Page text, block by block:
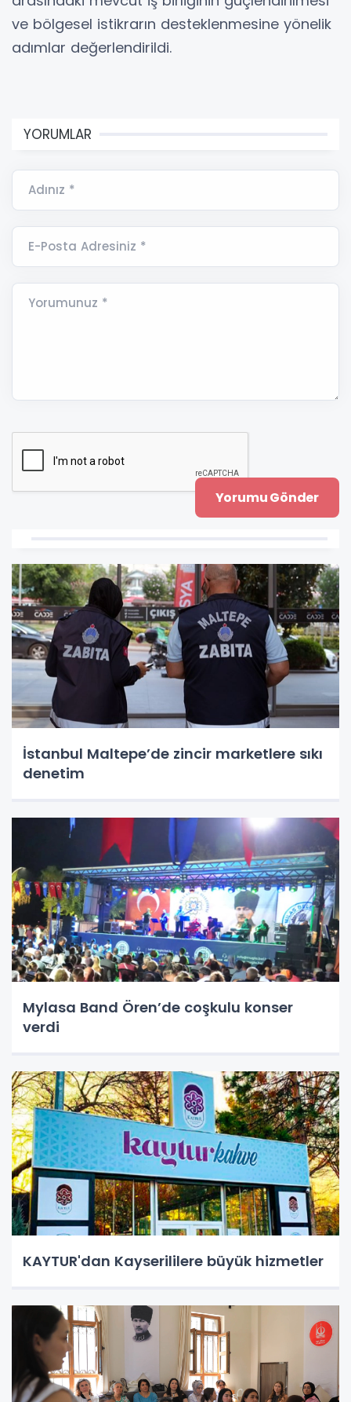
ve bölgesel istikrarın desteklenmesine yönelik
adımlar değerlendirildi.
YORUMLAR
Adınız *
E-Posta Adresiniz *
Yorumunuz *
İstanbul Maltepe’de zincir marketlere sıkı
denetim
Mylasa Band Ören’de coşkulu konser
verdi
KAYTUR'dan Kayserililere büyük hizmetler